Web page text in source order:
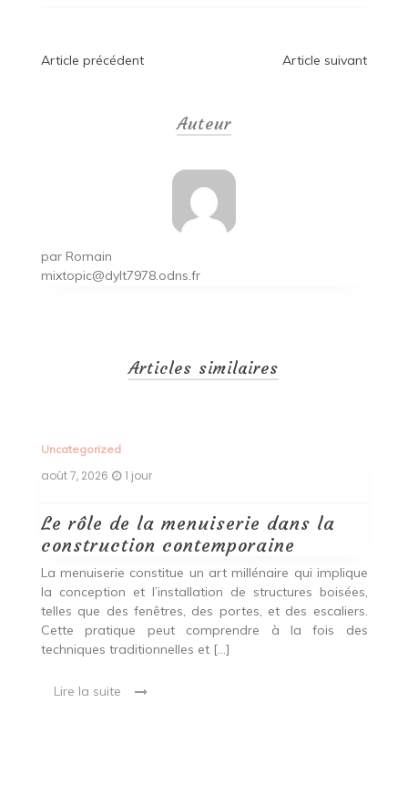
Navigation
Article précédent Article suivant
Auteur
par Romain
mixtopic@dylt7978.odns.fr
Articles similaires
Uncategorized
août 7, 2026 1 jour
Le rôle de la menuiserie dans la
construction contemporaine
La menuiserie constitue un art millénaire qui implique
la conception et l’installation de structures boisées,
telles que des fenêtres, des portes, et des escaliers.
Cette pratique peut comprendre à la fois des
techniques traditionnelles et […]
Lire la suite